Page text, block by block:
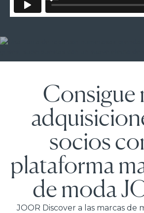
Consigue
socios
plataforma
de moda
JOOR Discover a las marcas de